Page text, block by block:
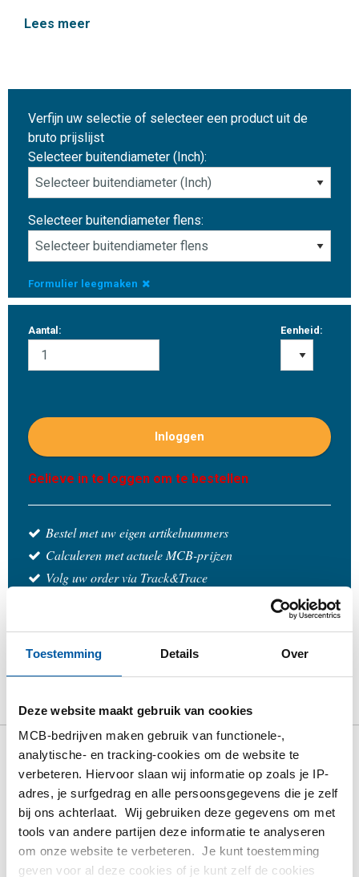
Toestemming Details Over
Deze website maakt gebruik van cookies
MCB-bedrijven maken gebruik van functionele-,
analytische- en tracking-cookies om de website te
verbeteren. Hiervoor slaan wij informatie op zoals je IP-
adres, je surfgedrag en alle persoonsgegevens die je zelf
bij ons achterlaat. Wij gebruiken deze gegevens om met
tools van andere partijen deze informatie te analyseren
om onze website te verbeteren. Je kunt toestemming
geven voor al deze cookies of je kunt zelf de cookies
Lees meer
Verfijn uw selectie of selecteer een product uit de
bruto prijslijst
Selecteer buitendiameter (Inch):
Selecteer buitendiameter flens:
Formulier leegmaken
Aantal: Eenheid:
Inloggen
Gelieve in te loggen om te bestellen
Bestel met uw eigen artikelnummers
Calculeren met actuele MCB-prijzen
Volg uw order via Track&Trace
Downloads Specificaties
Bruto prijslijst: Rvs draadflens
316L NPT ANSI 150 lbs RF SF
Prijzen in Euro per: 1 Stuks